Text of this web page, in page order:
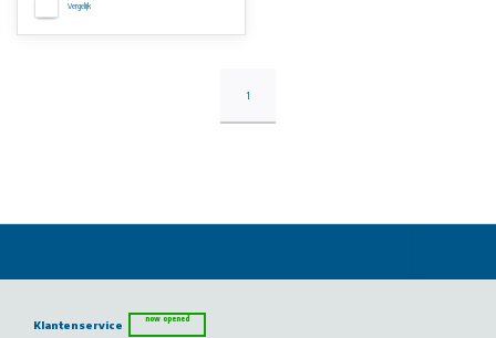
Vergelijk
1
Klantenservice now opened